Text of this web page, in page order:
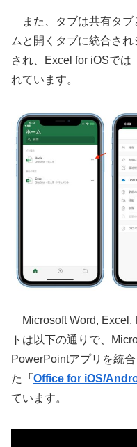
また、タブは共有タブ
ムと開くタブに統合さ
され、Excel for iOSでは
れています。
Microsoft Word, Excel,
トは以下の通りで、
PowerPointアプリを統
た
「 Office for iOS/
ています。